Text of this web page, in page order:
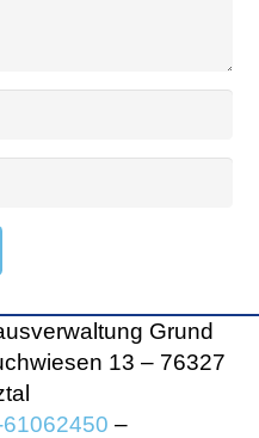
Grund
13 – 76327
–